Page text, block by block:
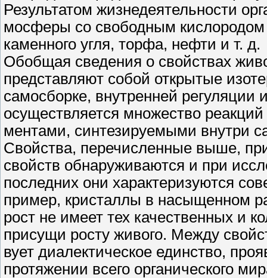
Результатом жизнедеятельности
мосферы со свободным кислородом
каменного угля, торфа, нефти и т. д.
Обобщая сведения о свойствах
представляют собой открытые
самосборке, внутренней
осуществляется множество
ментами, синтезируемыми внутри
Свойства, перечисленные выше,
свойств обнаруживаются и при
последних они характеризуются
пример, кристаллы в насыщенном
рост не имеет тех качественных и
присущи росту живого. Между
вует диалектическое единство,
протяжении всего органического